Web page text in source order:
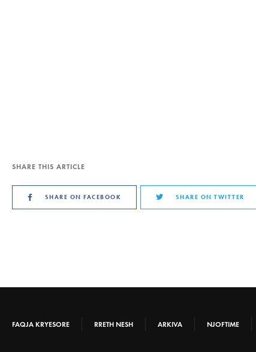
SHARE THIS ARTICLE
SHARE ON FACEBOOK SHARE ON TWITTER
FAQJA KRYESORE RRETH NESH ARKIVA NJOFTIME